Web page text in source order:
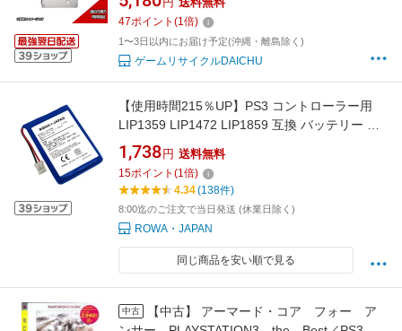
47ポイント (1倍)
1〜3日以内にお届け予定(沖縄・離島除く)
ゲームリサイクルDAICHU
【使用時間215％UP】PS3 コントローラー用
LIP1359 LIP1472 LIP1859 互換 バッテリー ソ
ニー対応 [ランキング受賞]
1,738 円 送料無料
15ポイント (1倍)
4.34(138件)
8:00迄のご注文で当日発送 (休業日除く)
ROWA・JAPAN
同じ商品を安い順で見る
中古
【中古】 アーマード・コア フォー ア